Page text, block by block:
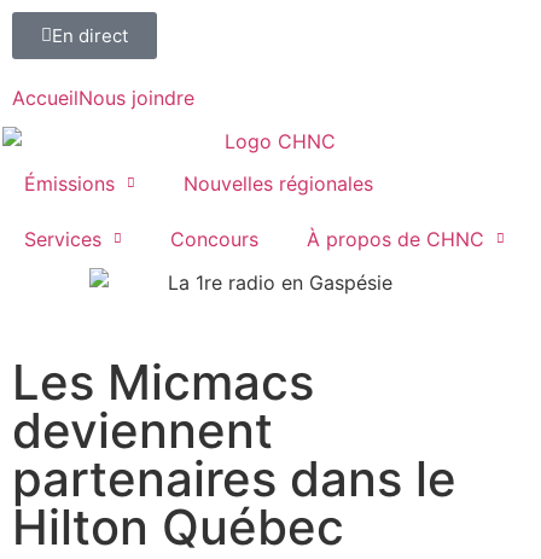
En direct
AccueilNous joindre
Émissions Nouvelles régionales
Services Concours À propos de CHNC
Paspébiac
Les Micmacs
deviennent
partenaires dans le
Hilton Québec